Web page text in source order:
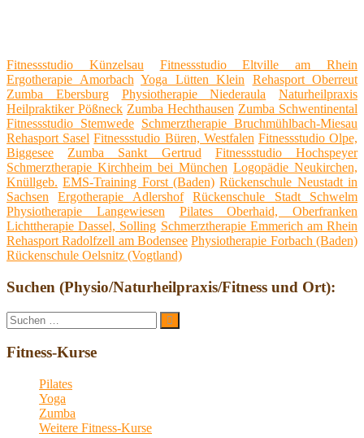
Fitnessstudio Künzelsau
Fitnessstudio Eltville am Rhein
Ergotherapie Amorbach Yoga Lütten Klein
Rehasport Oberreut
Zumba Ebersburg
Physiotherapie Niederaula
Naturheilpraxis
Heilpraktiker Pößneck Zumba Hechthausen Zumba Schwentinental
Fitnessstudio Stemwede Schmerztherapie Bruchmühlbach-Miesau
Rehasport Sasel Fitnessstudio Büren, Westfalen Fitnessstudio Olpe,
Biggesee
Zumba Sankt Gertrud
Fitnessstudio Hochspeyer
Schmerztherapie Kirchheim bei München Logopädie Neukirchen,
Knüllgeb. EMS-Training Forst (Baden) Rückenschule Neustadt in
Sachsen
Ergotherapie Adlershof
Rückenschule Stadt Schwelm
Physiotherapie Langewiesen
Pilates Oberhaid, Oberfranken
Lichttherapie Dassel, Solling Schmerztherapie Emmerich am Rhein
Rehasport Radolfzell am Bodensee Physiotherapie Forbach (Baden)
Rückenschule Oelsnitz (Vogtland)
Suchen (Physio/Naturheilpraxis/Fitness und Ort):
Suche
nach:
Suchen
Fitness-Kurse
Pilates
Yoga
Zumba
Weitere Fitness-Kurse